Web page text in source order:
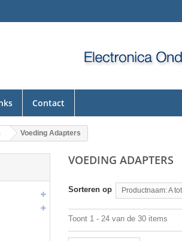
Contact
Voeding Adapters
VOEDING ADAPTERS
Sorteren op Productnaam: A
Toont 1 - 24 van de 30 items